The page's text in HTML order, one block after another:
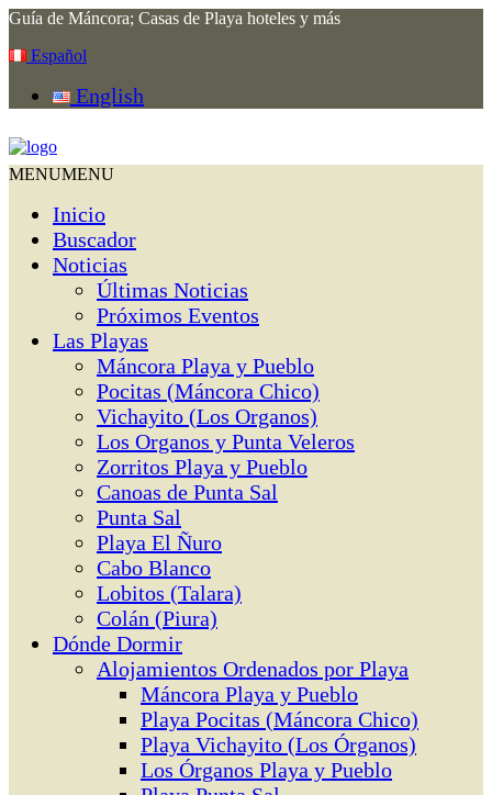
Guía de Máncora; Casas de Playa hoteles y más
Español
English
MENUMENU
Inicio
Buscador
Noticias
Últimas Noticias
Próximos Eventos
Las Playas
Máncora Playa y Pueblo
Pocitas (Máncora Chico)
Vichayito (Los Organos)
Los Organos y Punta Veleros
Zorritos Playa y Pueblo
Canoas de Punta Sal
Punta Sal
Playa El Ñuro
Cabo Blanco
Lobitos (Talara)
Colán (Piura)
Dónde Dormir
Alojamientos Ordenados por Playa
Máncora Playa y Pueblo
Playa Pocitas (Máncora Chico)
Playa Vichayito (Los Órganos)
Los Órganos Playa y Pueblo